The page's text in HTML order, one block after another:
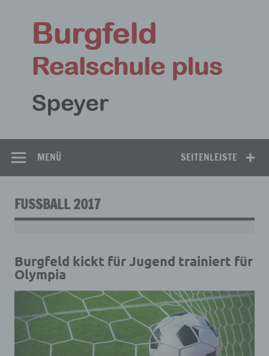
springen
SEITENLEISTE
MENÜ
FUSSBALL 2017
Burgfeld kickt für Jugend trainiert für
Olympia